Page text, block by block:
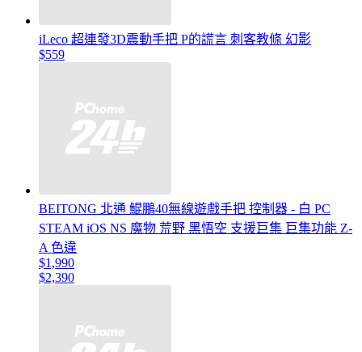
iLeco 超連發3D震動手把 P的謊言 刺客教條 幻影
$559
BEITONG 北通 鯤鵬40無線遊戲手把 控制器 - 白 PC
STEAM iOS NS 魔物 荒野 黑悟空 支援巨集 巨集功能 Z-
A 色違
$1,990
$2,390